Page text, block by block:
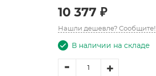
10 377 ₽
Нашли дешевле? Сообщите!
В наличии на складе
- +